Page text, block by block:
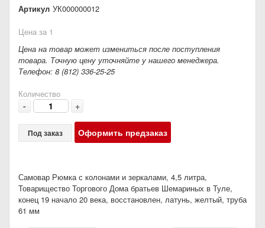
Артикул УК000000012
Цена за 1
Цена на товар может измениться после поступления
товара. Точную цену уточняйте у нашего менеджера.
Телефон: 8 (812) 336-25-25
Количество
- +
Под заказ Оформить предзаказ
Самовар Рюмка с колонами и зеркалами, 4,5 литра,
Товарищество Торгового Дома братьев Шемариных в Туле,
конец 19 начало 20 века, восстановлен, латунь, желтый, труба
61 мм